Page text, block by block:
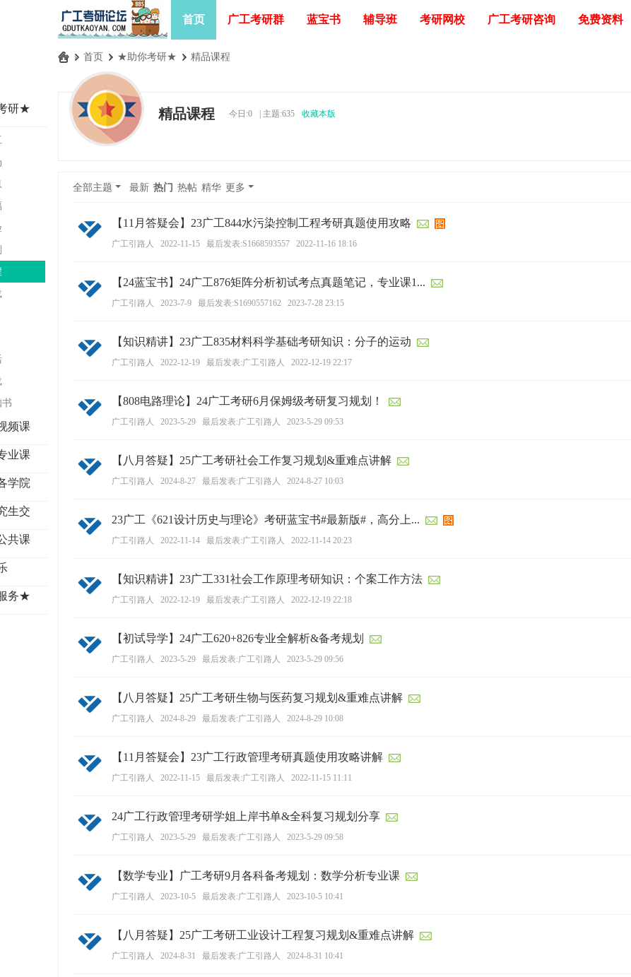
首页 广工考研群 蓝宝书 辅导班 考研网校 广工考研咨询 免费资料
» 首页 › ★助你考研★ › 精品课程
研★
频课
业课
学院
生交
共课
务★
精品课程 今日:0 主题:635 收藏本版
全部主题 最新 热门 热帖 精华 更多
【11月答疑会】23广工844水污染控制工程考研真题使用攻略
广工引路人 2022-11-15 最后发表:S1668593557 2022-11-16 18:16
【24蓝宝书】24广工876矩阵分析初试考点真题笔记，专业课1...
广工引路人 2023-7-9 最后发表:S1690557162 2023-7-28 23:15
【知识精讲】23广工835材料科学基础考研知识：分子的运动
广工引路人 2022-12-19 最后发表:广工引路人 2022-12-19 22:17
【808电路理论】24广工考研6月保姆级考研复习规划！
广工引路人 2023-5-29 最后发表:广工引路人 2023-5-29 09:53
【八月答疑】25广工考研社会工作复习规划&重难点讲解
广工引路人 2024-8-27 最后发表:广工引路人 2024-8-27 10:03
23广工《621设计历史与理论》考研蓝宝书#最新版#，高分上...
广工引路人 2022-11-14 最后发表:广工引路人 2022-11-14 20:23
【知识精讲】23广工331社会工作原理考研知识：个案工作方法
广工引路人 2022-12-19 最后发表:广工引路人 2022-12-19 22:18
【初试导学】24广工620+826专业全解析&备考规划
广工引路人 2023-5-29 最后发表:广工引路人 2023-5-29 09:56
【八月答疑】25广工考研生物与医药复习规划&重难点讲解
广工引路人 2024-8-29 最后发表:广工引路人 2024-8-29 10:08
【11月答疑会】23广工行政管理考研真题使用攻略讲解
广工引路人 2022-11-15 最后发表:广工引路人 2022-11-15 11:11
24广工行政管理考研学姐上岸书单&全科复习规划分享
广工引路人 2023-5-29 最后发表:广工引路人 2023-5-29 09:58
【数学专业】广工考研9月各科备考规划：数学分析专业课
广工引路人 2023-10-5 最后发表:广工引路人 2023-10-5 10:41
【八月答疑】25广工考研工业设计工程复习规划&重难点讲解
广工引路人 2024-8-31 最后发表:广工引路人 2024-8-31 10:41